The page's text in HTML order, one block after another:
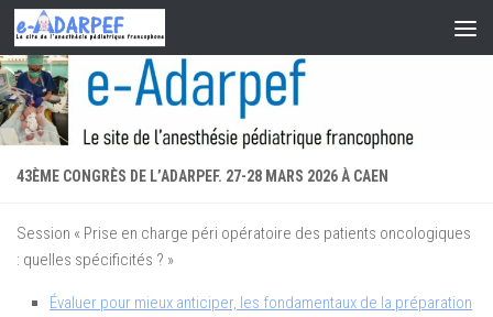
Skip to content
43ÈME CONGRÈS DE L’ADARPEF. 27-28 MARS 2026 À CAEN
Session « Prise en charge péri opératoire des patients oncologiques
: quelles spécificités ? »
Évaluer pour mieux anticiper, les fondamentaux de la préparation